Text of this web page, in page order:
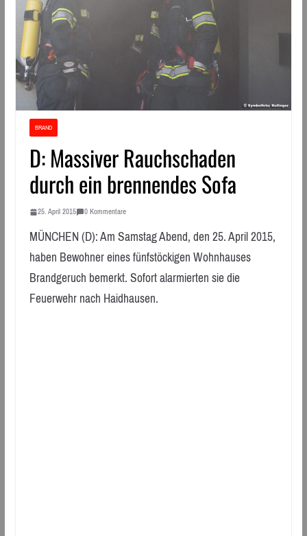
BRAND
D: Massiver Rauchschaden
durch ein brennendes Sofa
25. April 2015 0 Kommentare
MÜNCHEN (D): Am Samstag Abend, den 25. April 2015,
haben Bewohner eines fünfstöckigen Wohnhauses
Brandgeruch bemerkt. Sofort alarmierten sie die
Feuerwehr nach Haidhausen.